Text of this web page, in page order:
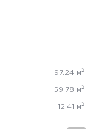
97.24 м 2
59.78 м 2
12.41 м 2